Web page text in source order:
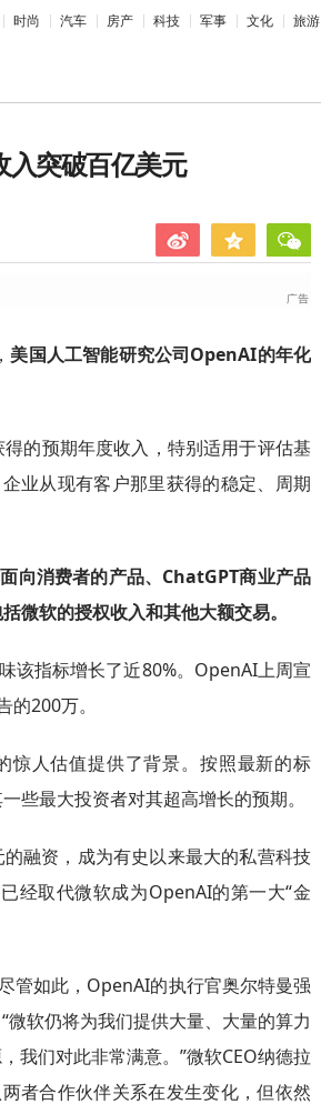
时尚 汽车 房产 科技 军事 文化 旅游
入突破百亿美元
美国人工智能研究公司OpenAI的年化
的预期年度收入，特别适用于评估基
业从现有客户那里获得的稳定、周期
向消费者的产品、ChatGPT商业产品
微软的授权收入和其他大额交易。
该指标增长了近80%。OpenAI上周宣
200万。
惊人估值提供了背景。按照最新的标
些最大投资者对其超高增长的预期。
融资，成为有史以来最大的私营科技
经取代微软成为OpenAI的第一大“金
管如此，OpenAI的执行官奥尔特曼强
微软仍将为我们提供大量、大量的算力
我们对此非常满意。”微软CEO纳德拉
者合作伙伴关系在发生变化，但依然